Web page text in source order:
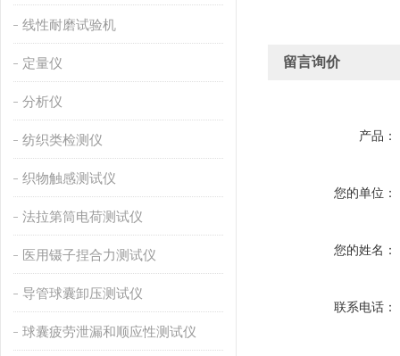
线性耐磨试验机
定量仪
分析仪
纺织类检测仪
织物触感测试仪
法拉第筒电荷测试仪
医用镊子捏合力测试仪
导管球囊卸压测试仪
球囊疲劳泄漏和顺应性测试仪
留言询价
产品：
您的单位：
您的姓名：
联系电话：